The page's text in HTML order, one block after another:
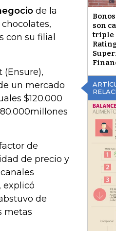
son
triple
de la
con su filial
un mercado
$120.000
de
de precio y
explicó
de
metas